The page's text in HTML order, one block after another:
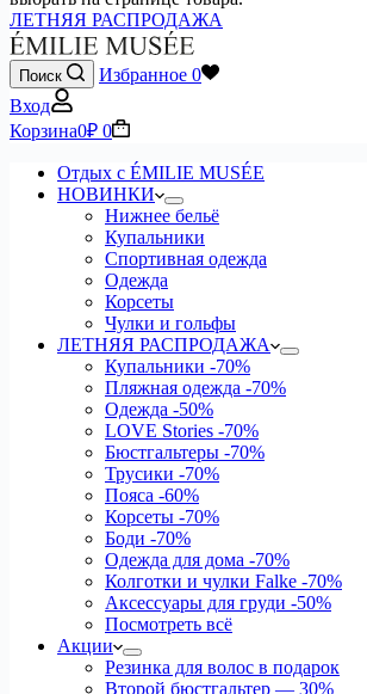
ЛЕТНЯЯ РАСПРОДАЖА
Поиск Избранное 0
Вход
Корзина0₽ 0
Отдых с ÉMILIE MUSÉE
НОВИНКИ
Нижнее бельё
Купальники
Спортивная одежда
Одежда
Корсеты
Чулки и гольфы
ЛЕТНЯЯ РАСПРОДАЖА
Купальники -70%
Пляжная одежда -70%
Одежда -50%
LOVE Stories -70%
Бюстгальтеры -70%
Трусики -70%
Пояса -60%
Корсеты -70%
Боди -70%
Одежда для дома -70%
Колготки и чулки Falke -70%
Аксессуары для груди -50%
Посмотреть всё
Акции
Резинка для волос в подарок
Второй бюстгальтер — 30%